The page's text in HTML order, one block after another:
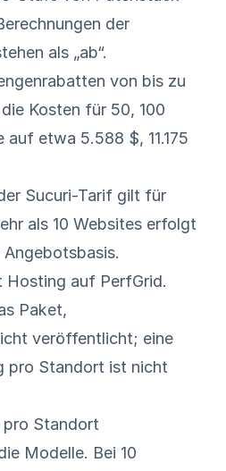
der
als „ab“.
von bis zu
Kosten für 50, 100
etwa 5.588 $, 11.175
Sucuri-Tarif gilt für
als 10 Websites erfolgt
Hosting auf PerfGrid.
Paket,
veröffentlicht; eine
pro Standort ist nicht
pro Standort
Modelle. Bei 10